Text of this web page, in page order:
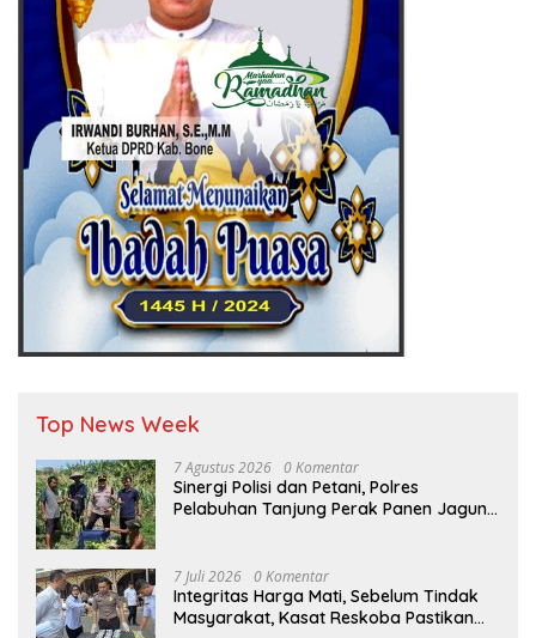
Top News Week
7 Agustus 2026 0 Komentar
Sinergi Polisi dan Petani, Polres
Pelabuhan Tanjung Perak Panen Jagung
7 Juli 2026 0 Komentar
Integritas Harga Mati, Sebelum Tindak
Masyarakat, Kasat Reskoba Pastikan